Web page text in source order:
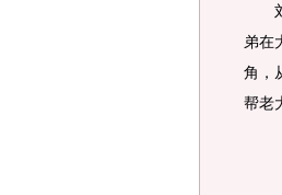
刘
弟在
角，
帮老